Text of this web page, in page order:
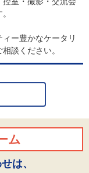
ー豊かなケータリ
談ください。
ム
は、